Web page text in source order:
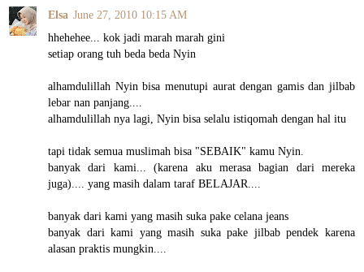
Elsa June 27, 2010 10:15 AM
hhehehee... kok jadi marah marah gini
setiap orang tuh beda beda Nyin
alhamdulillah Nyin bisa menutupi aurat dengan gamis dan jilbab
lebar nan panjang....
alhamdulillah nya lagi, Nyin bisa selalu istiqomah dengan hal itu
tapi tidak semua muslimah bisa "SEBAIK" kamu Nyin.
banyak dari kami... (karena aku merasa bagian dari mereka
juga).... yang masih dalam taraf BELAJAR....
banyak dari kami yang masih suka pake celana jeans
banyak dari kami yang masih suka pake jilbab pendek karena
alasan praktis mungkin....